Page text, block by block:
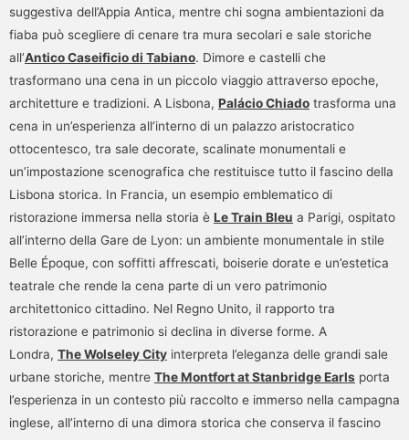
suggestiva dell’Appia Antica, mentre chi sogna ambientazioni da
fiaba può scegliere di cenare tra mura secolari e sale storiche
all’Antico Caseificio di Tabiano. Dimore e castelli che
trasformano una cena in un piccolo viaggio attraverso epoche,
architetture e tradizioni. A Lisbona, Palácio Chiado trasforma una
cena in un’esperienza all’interno di un palazzo aristocratico
ottocentesco, tra sale decorate, scalinate monumentali e
un’impostazione scenografica che restituisce tutto il fascino della
Lisbona storica. In Francia, un esempio emblematico di
ristorazione immersa nella storia è Le Train Bleu a Parigi, ospitato
all’interno della Gare de Lyon: un ambiente monumentale in stile
Belle Époque, con soffitti affrescati, boiserie dorate e un’estetica
teatrale che rende la cena parte di un vero patrimonio
architettonico cittadino. Nel Regno Unito, il rapporto tra
ristorazione e patrimonio si declina in diverse forme. A
Londra, The Wolseley City interpreta l’eleganza delle grandi sale
urbane storiche, mentre The Montfort at Stanbridge Earls porta
l’esperienza in un contesto più raccolto e immerso nella campagna
inglese, all’interno di una dimora storica che conserva il fascino